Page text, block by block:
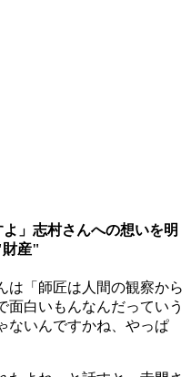
」志村さんへの想いを明
財産"
は「師匠は人間の観察から
面白いもんなんだっていう
ないんですかね、やっぱ